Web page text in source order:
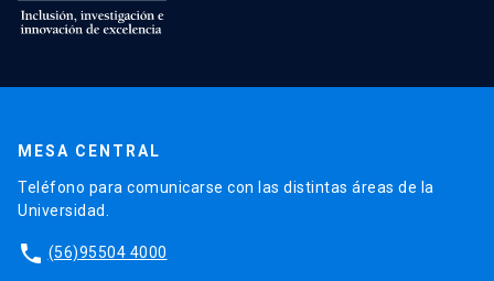
MESA CENTRAL
Teléfono para comunicarse con las distintas áreas de la
Universidad.
phone (56)95504 4000